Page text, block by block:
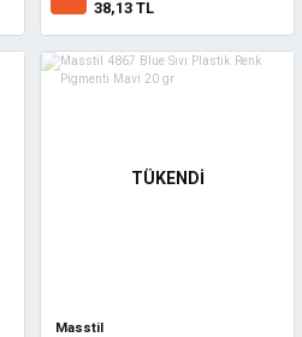
38,13 TL
TÜKENDİ
Masstil